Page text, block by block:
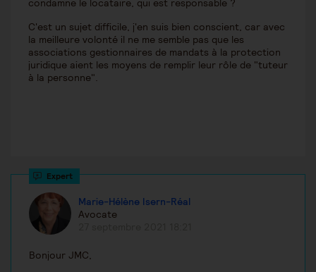
condamne le locataire, qui est responsable ?
C'est un sujet difficile, j'en suis bien conscient, car avec
la meilleure volonté il ne me semble pas que les
associations gestionnaires de mandats à la protection
juridique aient les moyens de remplir leur rôle de "tuteur
à la personne".
Marie-Hélène Isern-Réal
Avocate
Bonjour JMC,